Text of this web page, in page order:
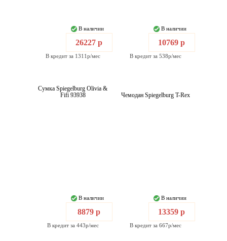
В наличии
26227 р
В кредит за 1311р/мес
В наличии
10769 р
В кредит за 538р/мес
Сумка Spiegelburg Olivia &
Fifi 93938
В наличии
8879 р
В кредит за 443р/мес
Чемодан Spiegelburg T-Rex
В наличии
13359 р
В кредит за 667р/мес